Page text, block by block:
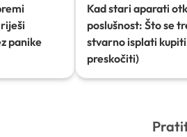
panike
Kad stari aparati
poslušnost: Što se
stvarno isplati
preskočiti)